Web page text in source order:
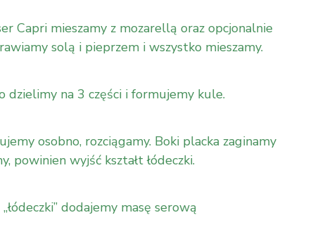
Capri mieszamy z mozarellą oraz opcjonalnie
solą i pieprzem i wszystko mieszamy.
dzielimy na 3 części i formujemy kule.
osobno, rozciągamy. Boki placka zaginamy
powinien wyjść kształt łódeczki.
dodajemy masę serową